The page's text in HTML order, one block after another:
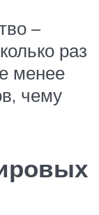
–
раз
менее
чему